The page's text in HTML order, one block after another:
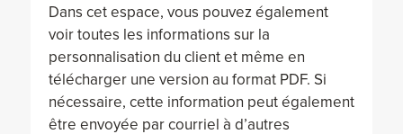
Dans cet espace, vous pouvez également
voir toutes les informations sur la
personnalisation du client et même en
télécharger une version au format PDF. Si
nécessaire, cette information peut également
être envoyée par courriel à d’autres